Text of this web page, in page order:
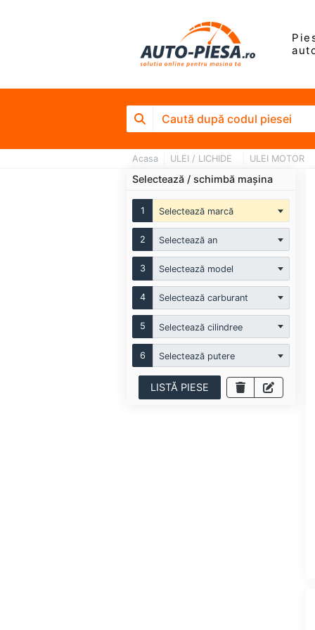
Acasa ULEI / LICHIDE ULEI MOTOR
Selectează / schimbă mașina
1 Selectează marcă
2 Selectează an
3 Selectează model
4 Selectează carburant
5 Selectează cilindree
6 Selectează putere
LISTĂ PIESE